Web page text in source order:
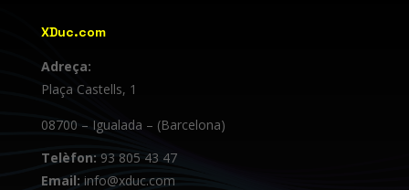
XDuc.com
Adreça:
Plaça Castells, 1
08700 – Igualada – (Barcelona)
Telèfon: 93 805 43 47
Email: info@xduc.com